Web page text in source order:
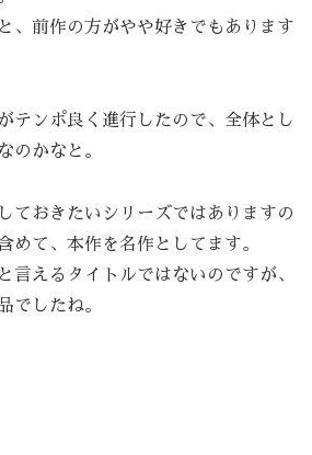
、前作の方がやや好きでもあります
テンポ良く進行したので、全体とし
のかなと。
ておきたいシリーズではありますの
めて、本作を名作としてます。
言えるタイトルではないのですが、
でしたね。